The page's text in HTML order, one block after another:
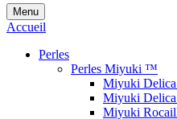
Menu
Accueil
Perles
Perles Miyuki ™
Miyuki Delica
Miyuki
Miyuki